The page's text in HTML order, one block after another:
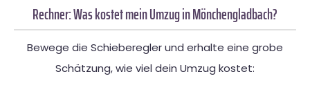
Rechner: Was kostet mein Umzug in Mönchengladbach?
Bewege die Schieberegler und erhalte eine grobe
Schätzung, wie viel dein Umzug kostet: